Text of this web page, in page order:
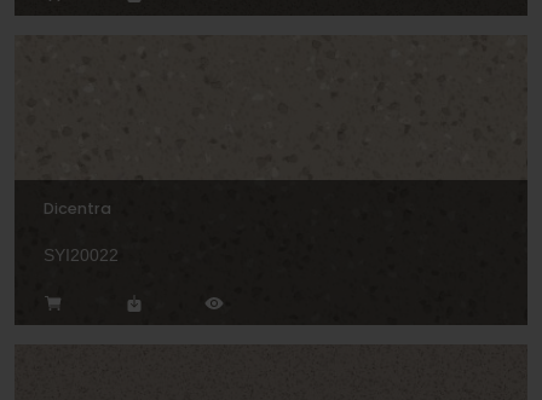
Dicentra
SYI20022